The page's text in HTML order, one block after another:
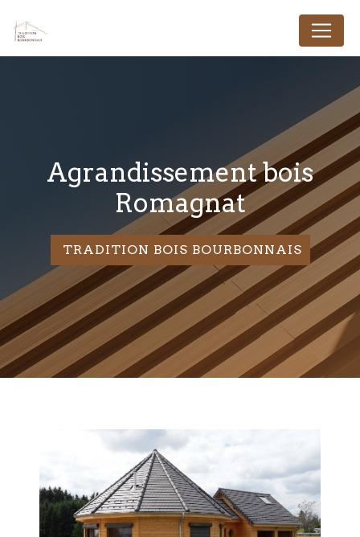
agrandissement bois
Romagnat
TRADITION BOIS BOURBONNAIS